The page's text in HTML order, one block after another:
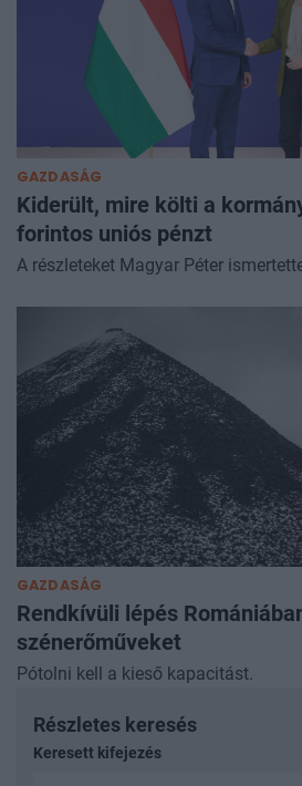
GAZDASÁG
Kiderült, mire költi a
forintos uniós pénzt
A részleteket Magyar Péter
GAZDASÁG
Rendkívüli lépés
szénerőműveket
Pótolni kell a kieső kapacitást.
Részletes keresés
Keresett kifejezés